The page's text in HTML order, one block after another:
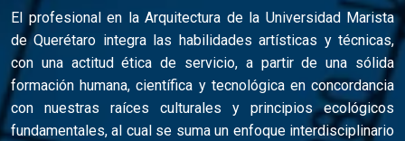
El profesional en la Arquitectura de la Universidad Marista
de Querétaro integra las habilidades artísticas y técnicas,
con una actitud ética de servicio, a partir de una sólida
formación humana, científica y tecnológica en concordancia
con nuestras raíces culturales y principios ecológicos
fundamentales, al cual se suma un enfoque interdisciplinario